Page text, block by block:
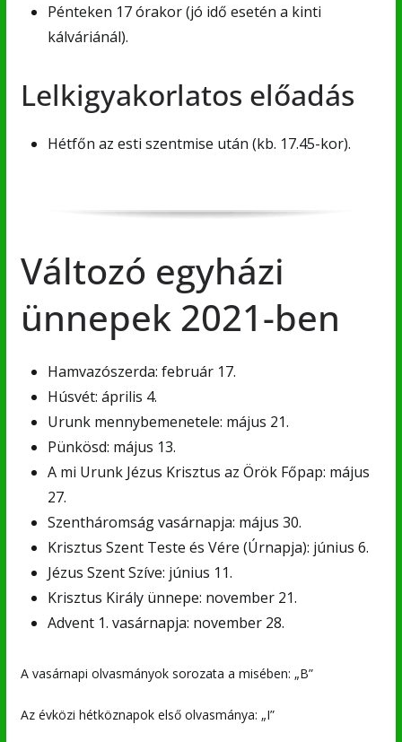
Pénteken 17 órakor (jó idő esetén a kinti
kálváriánál).
Lelkigyakorlatos előadás
Hétfőn az esti szentmise után (kb. 17.45-kor).
Változó egyházi
ünnepek 2021-ben
Hamvazószerda: február 17.
Húsvét: április 4.
Urunk mennybemenetele: május 21.
Pünkösd: május 13.
A mi Urunk Jézus Krisztus az Örök Főpap: május
27.
Szentháromság vasárnapja: május 30.
Krisztus Szent Teste és Vére (Úrnapja): június 6.
Jézus Szent Szíve: június 11.
Krisztus Király ünnepe: november 21.
Advent 1. vasárnapja: november 28.
A vasárnapi olvasmányok sorozata a misében: „B”
Az évközi hétköznapok első olvasmánya: „I”